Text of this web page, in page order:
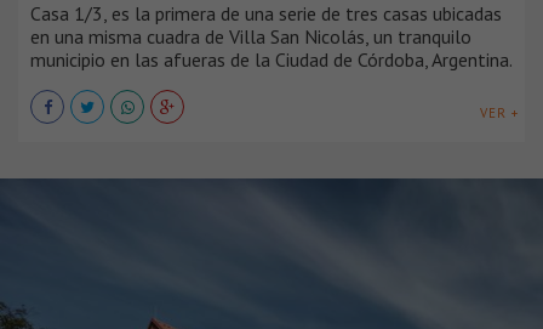
Casa 1/3, es la primera de una serie de tres casas ubicadas
en una misma cuadra de Villa San Nicolás, un tranquilo
municipio en las afueras de la Ciudad de Córdoba, Argentina.
VER +